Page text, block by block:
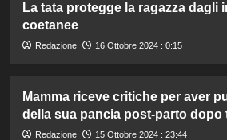
La tata protegge la ragazza dagli
coetanee
Redazione 16 Ottobre 2024 : 0:15
Mamma riceve critiche per aver
della sua pancia post-parto dopo
Redazione 15 Ottobre 2024 : 23:44